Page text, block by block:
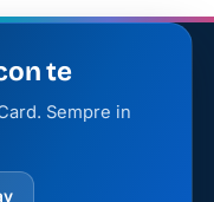
te
Sempre in